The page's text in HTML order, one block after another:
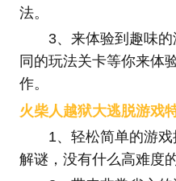
法。
3、来体验到趣味
同的玩法关卡等你来体
作。
火柴人越狱大逃脱游戏
1、轻松简单的游
解谜，没有什么高难度